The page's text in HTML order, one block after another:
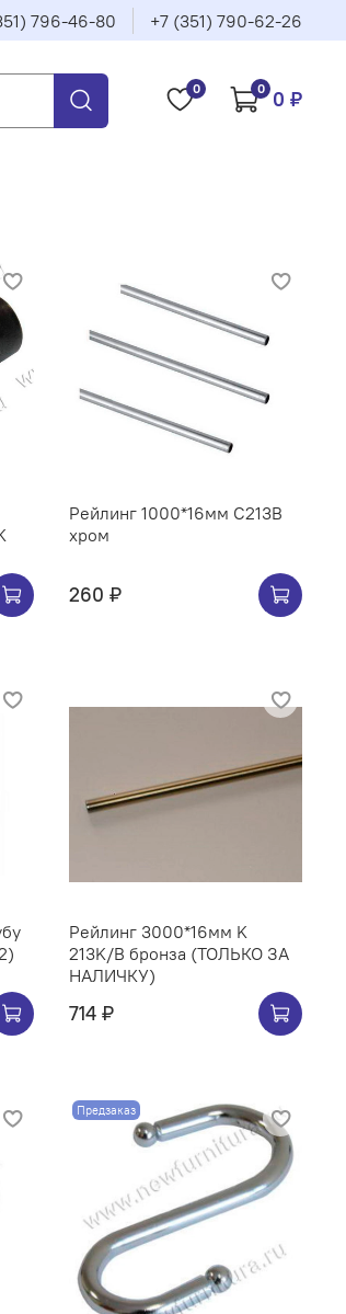
796-46-80 +7 (351) 790-62-26
0 0 0 ₽
Рейлинг 1000*16мм C213B
хром
260 ₽
Рейлинг 3000*16мм K
213K/B бронза (ТОЛЬКО ЗА
НАЛИЧКУ)
714 ₽
Предзаказ